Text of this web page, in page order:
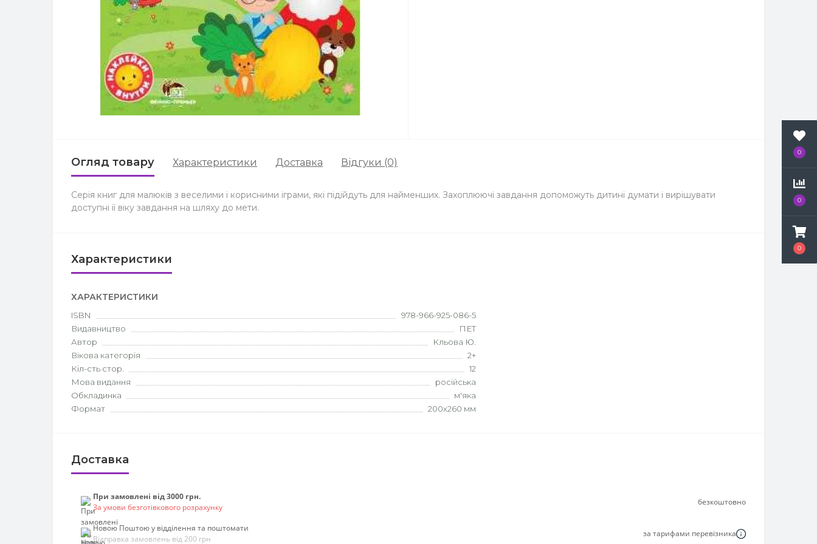
0
0
0
Огляд товару Характеристики Доставка Відгуки (0)
Серія книг для малюків з веселими і корисними іграми, які підійдуть для найменших. Захоплюючі завдання допоможуть дитині думати і вирішувати
доступні її віку завдання на шляху до мети.
Характеристики
ХАРАКТЕРИСТИКИ
ISBN
978-966-925-086-5
Видавництво
ПЕТ
Автор
Кльова Ю.
Вікова категорія
2+
Кіл-сть стор.
12
Мова видання
російська
Обкладинка
м'яка
Формат
200х260 мм
Доставка
При замовлені від 3000 грн.
За умови безготівкового розрахунку
безкоштовно
Новою Поштою у відділення та поштомати
Відправка замовлень від 200 грн
за тарифами перевізника